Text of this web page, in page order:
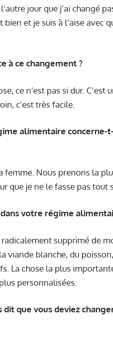
jour que j'ai changé
et je suis à l'aise avec
à ce changement ?
ce n’est pas si dur. C'est
c'est très facile.
alimentaire
femme. Nous prenons la
que je ne le fasse pas tout
votre régime
supprimé de
viande blanche, du
La chose la plus
personnalisées.
que vous deviez